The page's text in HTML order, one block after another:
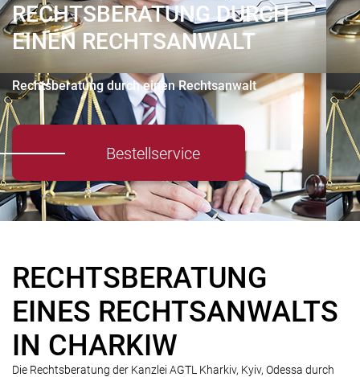
RECHTSBERATUNG DURCH
EINEN RECHTSANWALT
Rechtsberatung durch einen Rechtsanwalt
Bestellservice
RECHTSBERATUNG
EINES RECHTSANWALTS
IN CHARKIW
Die Rechtsberatung der Kanzlei AGTL Kharkiv, Kyiv, Odessa durch